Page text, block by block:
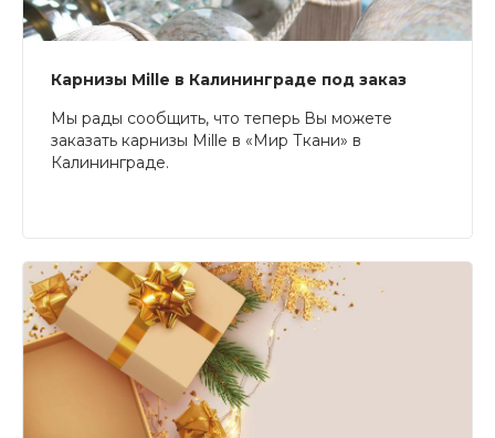
Карнизы Mille в Калининграде под заказ
Мы рады сообщить, что теперь Вы можете
заказать карнизы Mille в «Мир Ткани» в
Калининграде.